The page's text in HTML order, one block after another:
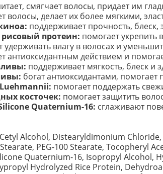
смягчает волосы, придает им
волосы, делает их более мягкими,
поддерживает прочность,
протеин: помогает укрепить
удерживать влагу в волосах и
антиоксидантным действием и
поддерживает мягкость, блеск и
богат антиоксидантами,
помогает поддержать
косточек: помогает защитить
Quaternium-16: сглаживают
Alcohol, Distearyldimonium
PEG-100 Stearate, Tocopheryl
Quaternium-16, Isopropyl Alcohol,
Hydrolyzed Rice Protein,